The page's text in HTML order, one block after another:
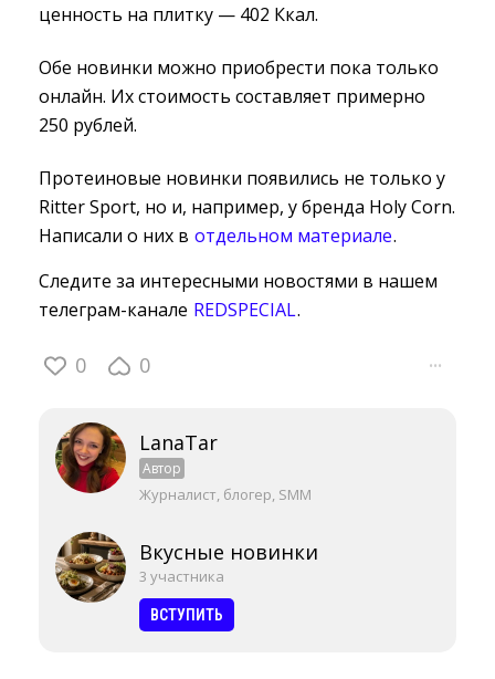
ценность на плитку — 402 Ккал.
Обе новинки можно приобрести пока только
онлайн. Их стоимость составляет примерно
250 рублей.
Протеиновые новинки появились не только у
Ritter Sport, но и, например, у бренда Holy Corn.
Написали о них в отдельном материале.
Следите за интересными новостями в нашем
телеграм-канале REDSPECIAL.
0 0 ···
LanaTar
Автор
Журналист, блогер, SMM
Вкусные новинки
3 участника
ВСТУПИТЬ